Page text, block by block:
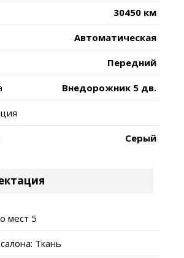
30450 км
Автоматическая
Передний
Внедорожник 5 дв.
Серый
мест 5
Ткань